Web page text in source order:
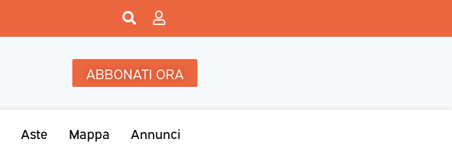
ABBONATI ORA
Aste Mappa Annunci